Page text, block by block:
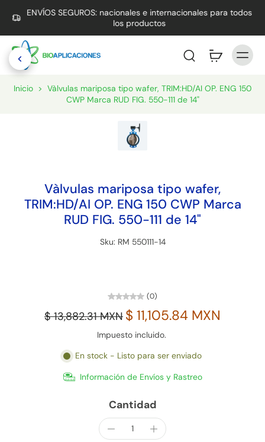
ENVÍOS SEGUROS: nacionales e internacionales para todos
los productos
Inicio > Vàlvulas mariposa tipo wafer, TRIM:HD/AI OP. ENG 150
CWP Marca RUD FIG. 550-111 de 14"
Vàlvulas mariposa tipo wafer,
TRIM:HD/AI OP. ENG 150 CWP Marca
RUD FIG. 550-111 de 14"
Sku: RM 550111-14
(0)
$ 13,882.31 MXN $ 11,105.84 MXN
Impuesto incluido.
En stock - Listo para ser enviado
Información de Envíos y Rastreo
Cantidad